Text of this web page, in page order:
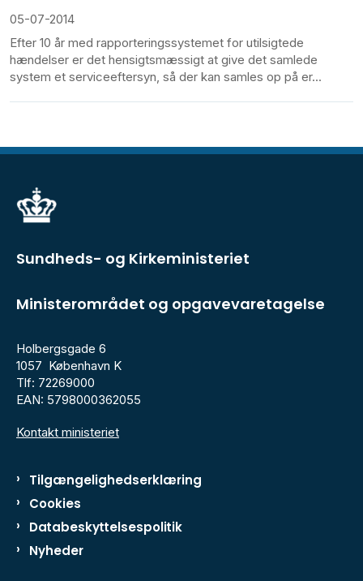
05-07-2014
Efter 10 år med rapporteringssystemet for utilsigtede
hændelser er det hensigtsmæssigt at give det samlede
system et serviceeftersyn, så der kan samles op på er...
Sundheds- og Kirkeministeriet
Ministerområdet og opgavevaretagelse
Holbergsgade 6
1057 København K
Tlf: 72269000
EAN: 5798000362055
Kontakt ministeriet
Tilgængelighedserklæring
Cookies
Databeskyttelsespolitik
Nyheder